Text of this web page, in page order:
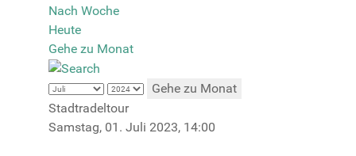
Nach Woche
Heute
Gehe zu Monat
Gehe zu Monat
Stadtradeltour
Samstag, 01. Juli 2023, 14:00